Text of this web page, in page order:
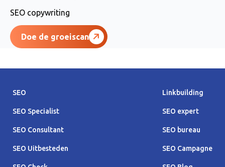
SEO copywriting
Doe de groeiscan
SEO Linkbuilding
SEO Specialist SEO expert
SEO Consultant SEO bureau
SEO Uitbesteden SEO Campagne